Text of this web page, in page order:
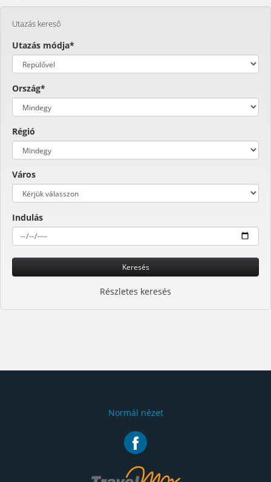
Utazás kereső
Utazás módja*
Ország*
Régió
Város
Indulás
Keresés
Részletes keresés
Normál nézet